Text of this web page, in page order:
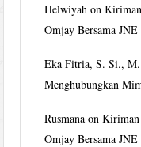
Helwiyah on
Omjay Bersama JNE
Eka Fitria, S. Si.,
Menghubungkan
Rusmana on
Omjay Bersama JNE